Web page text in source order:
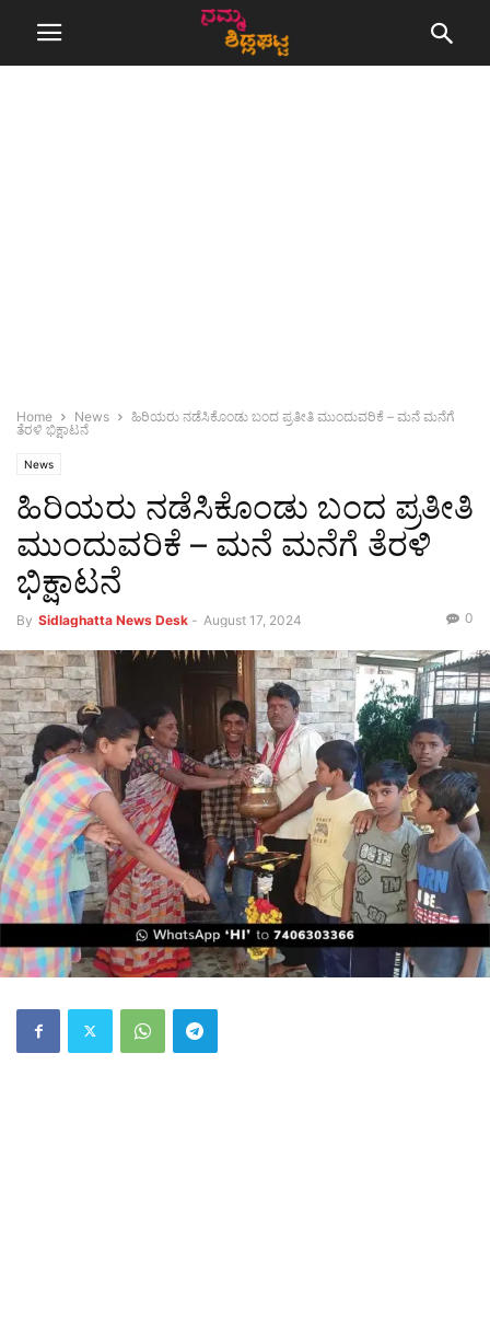
Home News
ಹಿರಿಯರು ನಡೆಸಿಕೊಂಡು ಬಂದ ಪ್ರತೀತಿ ಮುಂದುವರಿಕೆ – ಮನೆ ಮನೆಗೆ
ತೆರಳಿ ಭಿಕ್ಷಾಟನೆ
News
ಹಿರಿಯರು ನಡೆಸಿಕೊಂಡು ಬಂದ ಪ್ರತೀತಿ
ಮುಂದುವರಿಕೆ – ಮನೆ ಮನೆಗೆ ತೆರಳಿ
ಭಿಕ್ಷಾಟನೆ
By Sidlaghatta News Desk - August 17, 2024 0